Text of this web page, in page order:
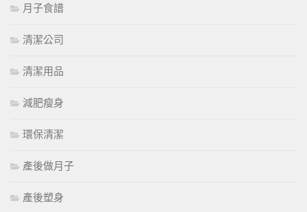
月子食譜
清潔公司
清潔用品
減肥瘦身
環保清潔
產後做月子
產後塑身